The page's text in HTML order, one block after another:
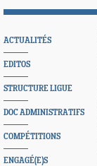
ACTUALITÉS
EDITOS
STRUCTURE LIGUE
DOC ADMINISTRATIFS
COMPÉTITIONS
ENGAGÉ(E)S